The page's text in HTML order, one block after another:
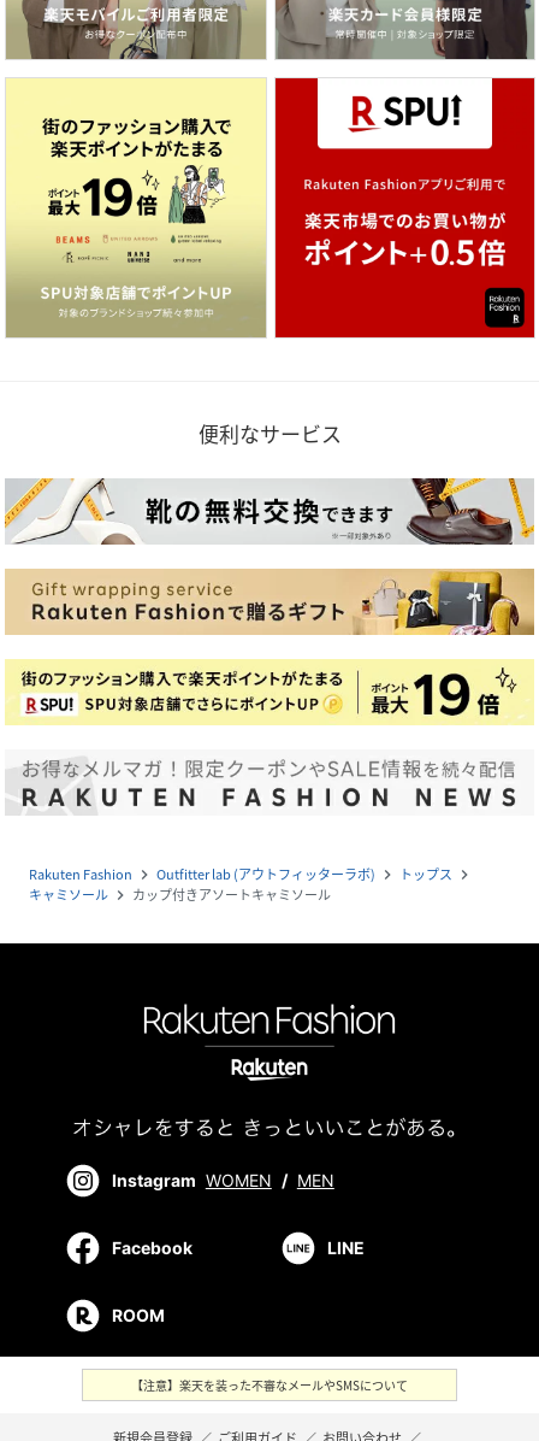
便利なサービス
Rakuten Fashion navigate_next Outfitter lab (アウトフィッターラボ) navigate_next トップス navigate_next
キャミソール navigate_next カップ付きアソートキャミソール
Instagram WOMEN / MEN
Facebook LINE
ROOM
【注意】楽天を装った不審なメールやSMSについて